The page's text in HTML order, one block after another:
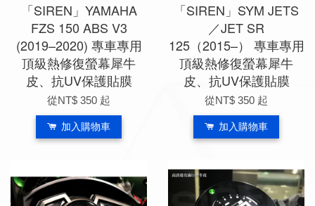
「SIREN」YAMAHA
FZS 150 ABS V3
(2019–2020) 專車專用
頂級熱修復螢幕犀牛
皮、抗UV保護貼膜
從NT$ 350 起
加入購物車
「SIREN」SYM JETS
／JET SR
125（2015–） 專車專用
頂級熱修復螢幕犀牛
皮、抗UV保護貼膜
從NT$ 350 起
加入購物車